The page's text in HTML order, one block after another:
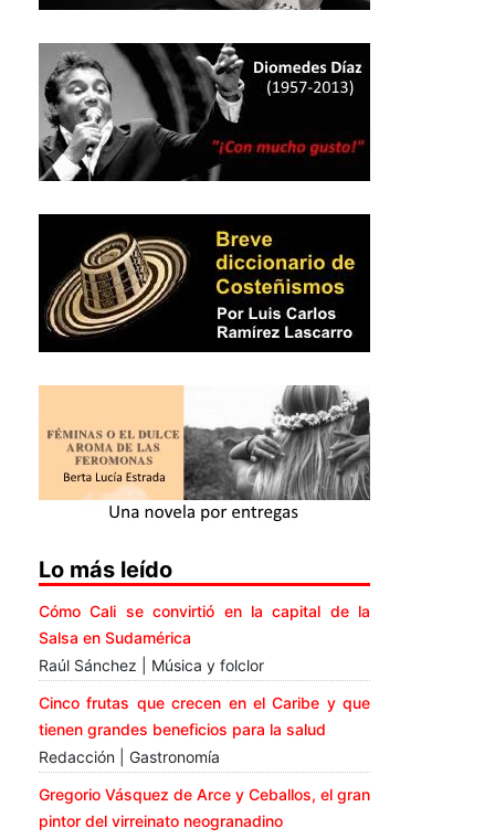
Lo más leído
Cómo Cali se convirtió en la capital de la
Salsa en Sudamérica
Raúl Sánchez | Música y folclor
Cinco frutas que crecen en el Caribe y que
tienen grandes beneficios para la salud
Redacción | Gastronomía
Gregorio Vásquez de Arce y Ceballos, el gran
pintor del virreinato neogranadino